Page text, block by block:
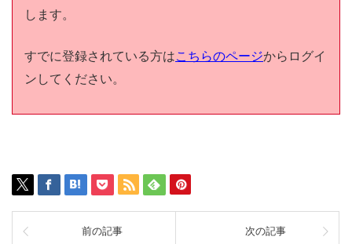
します。
すでに登録されている方はこちらのページからログイ
ンしてください。
前の記事 次の記事